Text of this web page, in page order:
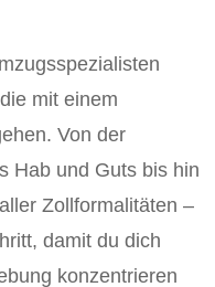
mit einem
Von der
Hab und Guts bis hin
Zollformalitäten –
damit du dich
konzentrieren